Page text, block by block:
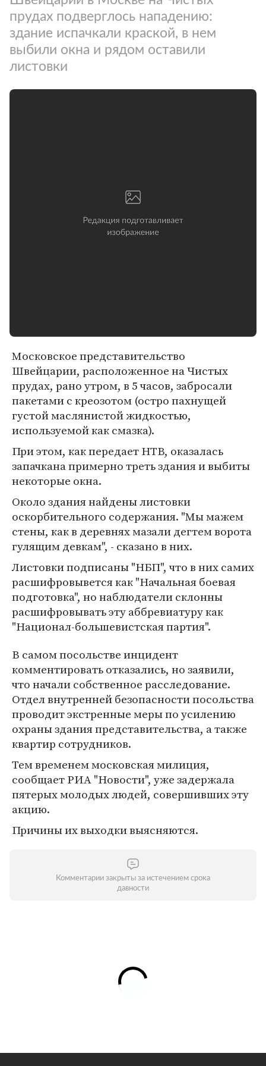
прудах подверглось нападению:
здание испачкали краской, в нем
выбили окна и рядом оставили
листовки
Московское представительство
Швейцарии, расположенное на Чистых
прудах, рано утром, в 5 часов, забросали
пакетами с креозотом (остро пахнущей
густой маслянистой жидкостью,
используемой как смазка).
При этом, как передает НТВ, оказалась
запачкана примерно треть здания и выбиты
некоторые окна.
Около здания найдены листовки
оскорбительного содержания. "Мы мажем
стены, как в деревнях мазали дегтем ворота
гулящим девкам", - сказано в них.
Листовки подписаны "НБП", что в них самих
расшифровывется как "Начальная боевая
подготовка", но наблюдатели склонны
расшифровывать эту аббревиатуру как
"Национал-большевистская партия".
В самом посольстве инцидент
комментировать отказались, но заявили,
что начали собственное расследование.
Отдел внутренней безопасности посольства
проводит экстренные меры по усилению
охраны здания представительства, а также
квартир сотрудников.
Тем временем московская милиция,
сообщает РИА "Новости", уже задержала
пятерых молодых людей, совершивших эту
акцию.
Причины их выходки выясняются.
Комментарии закрыты за истечением срока
давности